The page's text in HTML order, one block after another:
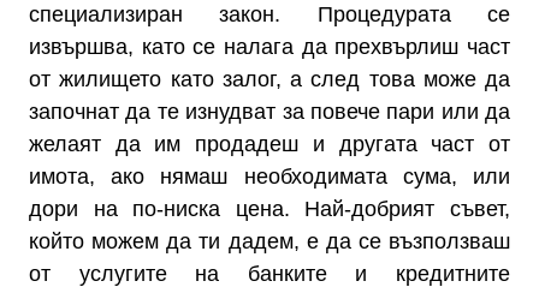
специализиран закон. Процедурата се
извършва, като се налага да прехвърлиш част
от жилището като залог, а след това може да
започнат да те изнудват за повече пари или да
желаят да им продадеш и другата част от
имота, ако нямаш необходимата сума, или
дори на по-ниска цена. Най-добрият съвет,
който можем да ти дадем, е да се възползваш
от услугите на банките и кредитните